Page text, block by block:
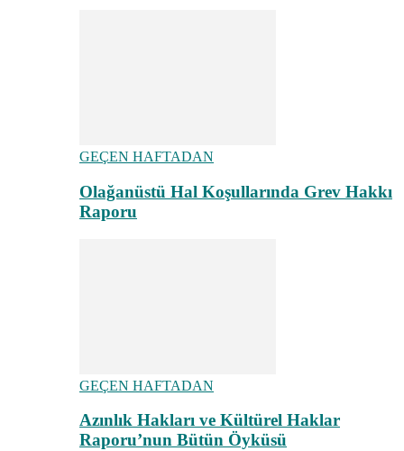
GEÇEN HAFTADAN
Olağanüstü Hal Koşullarında Grev Hakkı
Raporu
GEÇEN HAFTADAN
Azınlık Hakları ve Kültürel Haklar
Raporu’nun Bütün Öyküsü